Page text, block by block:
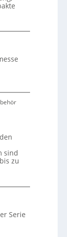
sind
zu
Serie